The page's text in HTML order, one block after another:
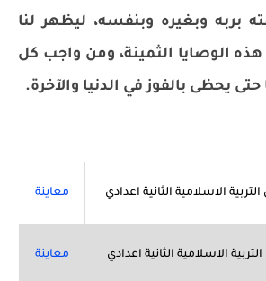
بربه وبغيره وبنفسه، ليظهر لنا
الوصايا الثمينة، ومن واجب كل
يحظى بالفوز في الدنيا والآخرة.
الاسلامية الثانية اعدادي معاينة
الاسلامية الثانية اعدادي معاينة